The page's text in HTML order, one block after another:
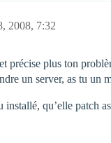
2008, 7:32
précise plus ton
un server, as tu un
installé, qu’elle patch